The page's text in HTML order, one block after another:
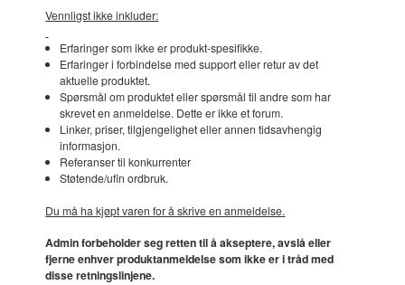
Vennligst ikke inkluder:
Erfaringer som ikke er produkt-spesifikke.
Erfaringer i forbindelse med support eller retur av det
aktuelle produktet.
Spørsmål om produktet eller spørsmål til andre som har
skrevet en anmeldelse. Dette er ikke et forum.
Linker, priser, tilgjengelighet eller annen tidsavhengig
informasjon.
Referanser til konkurrenter
Støtende/ufin ordbruk.
Du må ha kjøpt varen for å skrive en anmeldelse.
Admin forbeholder seg retten til å akseptere, avslå eller
fjerne enhver produktanmeldelse som ikke er i tråd med
disse retningslinjene.